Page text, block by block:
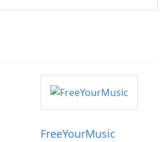
FreeYourMusic